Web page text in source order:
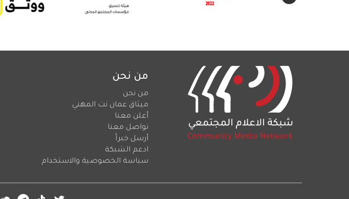
من نحن
من نحن
ميثاق عمان نت المهني
أعلن معنا
تواصل معنا
أرسل خبراً
ادعم الشبكة
سياسة الخصوصية والاستخدام